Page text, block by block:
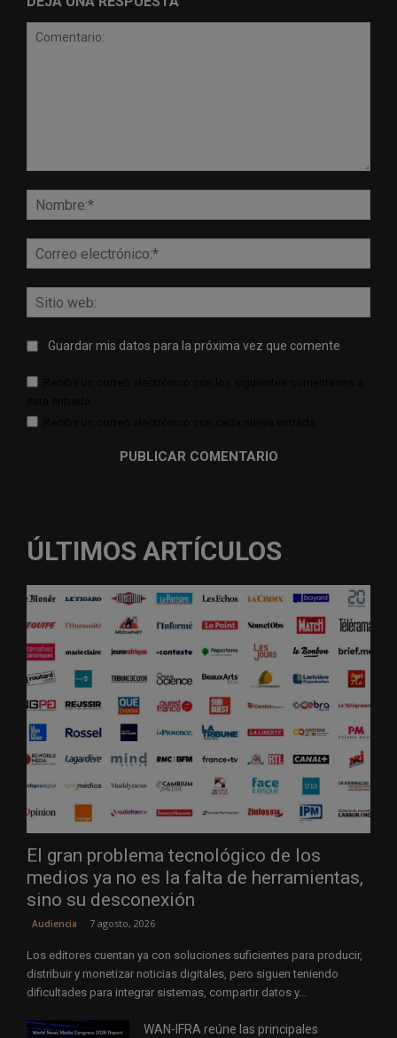
web:
Guardar mis datos para la próxima vez que comente
ÚLTIMOS ARTÍCULOS
El gran problema tecnológico de los
medios ya no es la falta de herramientas,
sino su desconexión
Audiencia 7 agosto, 2026
Los editores cuentan ya con soluciones suficientes para producir,
distribuir y monetizar noticias digitales, pero siguen teniendo
dificultades para integrar sistemas, compartir datos y...
WAN-IFRA reúne las principales